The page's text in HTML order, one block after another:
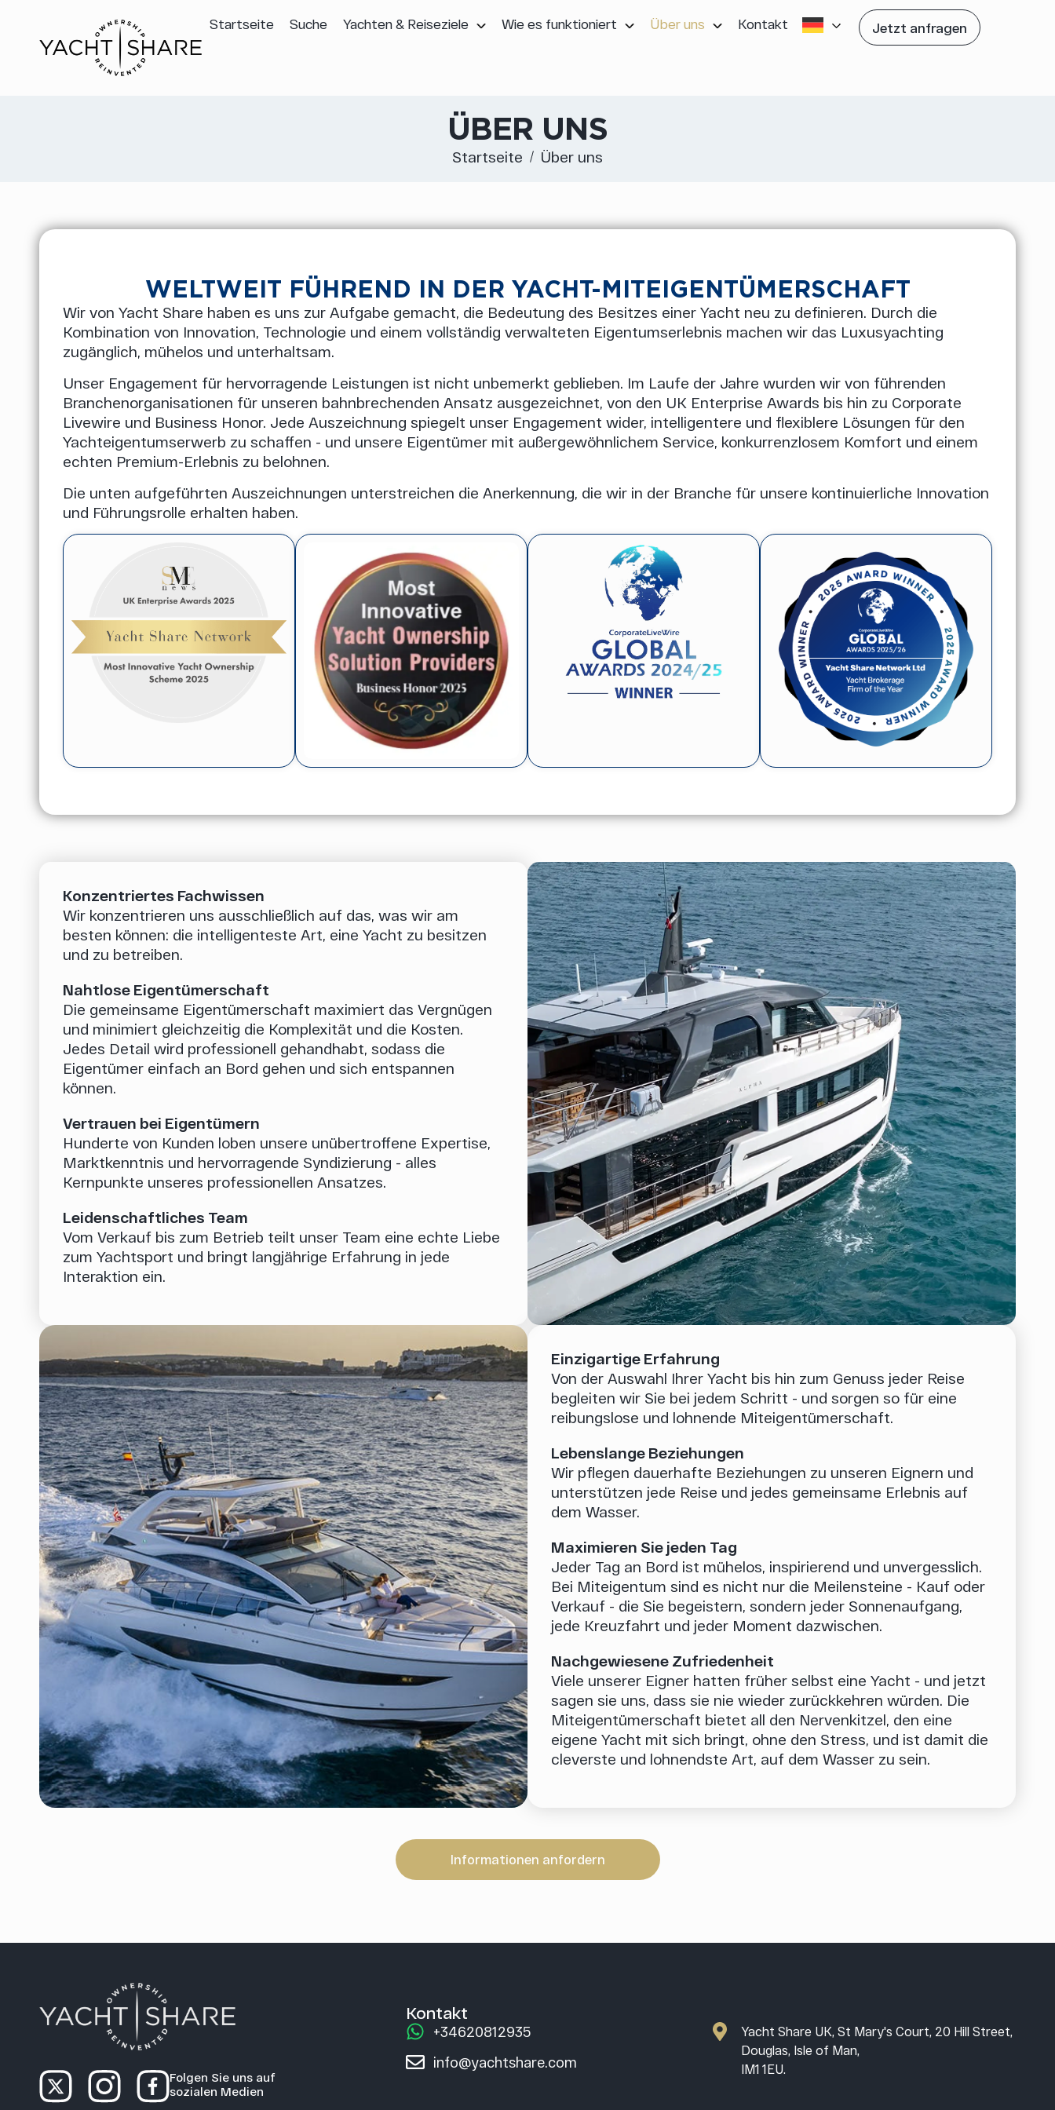
Startseite Suche Yachten & Reiseziele Wie es funktioniert Über uns Kontakt Jetzt anfragen
ÜBER UNS
Startseite Über uns
WELTWEIT FÜHREND IN DER YACHT-MITEIGENTÜMERSCHAFT
Wir von Yacht Share haben es uns zur Aufgabe gemacht, die Bedeutung des Besitzes einer Yacht neu zu definieren. Durch die
Kombination von Innovation, Technologie und einem vollständig verwalteten Eigentumserlebnis machen wir das Luxusyachting
zugänglich, mühelos und unterhaltsam.
Unser Engagement für hervorragende Leistungen ist nicht unbemerkt geblieben. Im Laufe der Jahre wurden wir von führenden
Branchenorganisationen für unseren bahnbrechenden Ansatz ausgezeichnet, von den UK Enterprise Awards bis hin zu Corporate
Livewire und Business Honor. Jede Auszeichnung spiegelt unser Engagement wider, intelligentere und flexiblere Lösungen für den
Yachteigentumserwerb zu schaffen - und unsere Eigentümer mit außergewöhnlichem Service, konkurrenzlosem Komfort und einem
echten Premium-Erlebnis zu belohnen.
Die unten aufgeführten Auszeichnungen unterstreichen die Anerkennung, die wir in der Branche für unsere kontinuierliche Innovation
und Führungsrolle erhalten haben.
Konzentriertes Fachwissen
Wir konzentrieren uns ausschließlich auf das, was wir am
besten können: die intelligenteste Art, eine Yacht zu besitzen
und zu betreiben.
Nahtlose Eigentümerschaft
Die gemeinsame Eigentümerschaft maximiert das Vergnügen
und minimiert gleichzeitig die Komplexität und die Kosten.
Jedes Detail wird professionell gehandhabt, sodass die
Eigentümer einfach an Bord gehen und sich entspannen
können.
Vertrauen bei Eigentümern
Hunderte von Kunden loben unsere unübertroffene Expertise,
Marktkenntnis und hervorragende Syndizierung - alles
Kernpunkte unseres professionellen Ansatzes.
Leidenschaftliches Team
Vom Verkauf bis zum Betrieb teilt unser Team eine echte Liebe
zum Yachtsport und bringt langjährige Erfahrung in jede
Interaktion ein.
Einzigartige Erfahrung
Von der Auswahl Ihrer Yacht bis hin zum Genuss jeder Reise
begleiten wir Sie bei jedem Schritt - und sorgen so für eine
reibungslose und lohnende Miteigentümerschaft.
Lebenslange Beziehungen
Wir pflegen dauerhafte Beziehungen zu unseren Eignern und
unterstützen jede Reise und jedes gemeinsame Erlebnis auf
dem Wasser.
Maximieren Sie jeden Tag
Jeder Tag an Bord ist mühelos, inspirierend und unvergesslich.
Bei Miteigentum sind es nicht nur die Meilensteine - Kauf oder
Verkauf - die Sie begeistern, sondern jeder Sonnenaufgang,
jede Kreuzfahrt und jeder Moment dazwischen.
Nachgewiesene Zufriedenheit
Viele unserer Eigner hatten früher selbst eine Yacht - und jetzt
sagen sie uns, dass sie nie wieder zurückkehren würden. Die
Miteigentümerschaft bietet all den Nervenkitzel, den eine
eigene Yacht mit sich bringt, ohne den Stress, und ist damit die
cleverste und lohnendste Art, auf dem Wasser zu sein.
Informationen anfordern
Folgen Sie uns auf
sozialen Medien
Kontakt
+34620812935
info@yachtshare.com
Yacht Share UK, St Mary's Court, 20 Hill Street,
Douglas, Isle of Man,
IM1 1EU.